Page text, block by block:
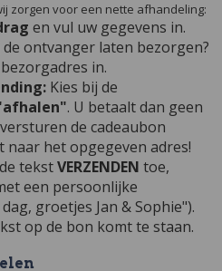
zorgen voor een nette afhandeling:
en vul uw gegevens in.
ontvanger laten bezorgen?
in.
Kies bij de
. U betaalt dan geen
de cadeaubon
naar het opgegeven adres!
tekstVERZENDEN toe,
een persoonlijke
groetjes Jan & Sophie").
op de bon komt te staan.